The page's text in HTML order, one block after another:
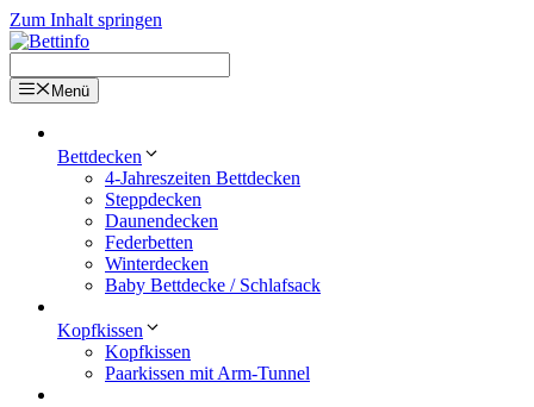
Zum Inhalt springen
Menü
Bettdecken
4-Jahreszeiten Bettdecken
Steppdecken
Daunendecken
Federbetten
Winterdecken
Baby Bettdecke / Schlafsack
Kopfkissen
Kopfkissen
Paarkissen mit Arm-Tunnel